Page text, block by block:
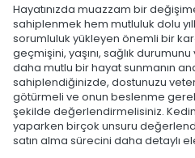
Hayatınızda muazzam bir
sahiplenmek hem mutluluk dolu
sorumluluk yükleyen önemli bir
geçmişini, yaşını, sağlık
daha mutlu bir hayat sunmanın
sahiplendiğinizde, dostunuzu
götürmeli ve onun beslenme
şekilde değerlendirmelisiniz.
yaparken birçok unsuru
satın alma sürecini daha detaylı